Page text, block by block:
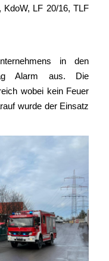
, KdoW, LF 20/16,TLF
in den
Alarm aus. Die
wobei kein Feuer
wurde der Einsatz